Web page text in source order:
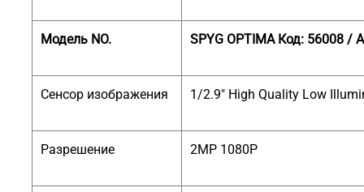
Модель NO. SPYG OPTIMA Код: 56008 /
Сенсор изображения 1/2.9" High Quality Low
Разрешение 2MP 1080P